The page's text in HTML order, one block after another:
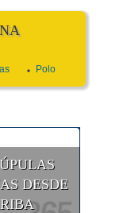
Polo
DESDE